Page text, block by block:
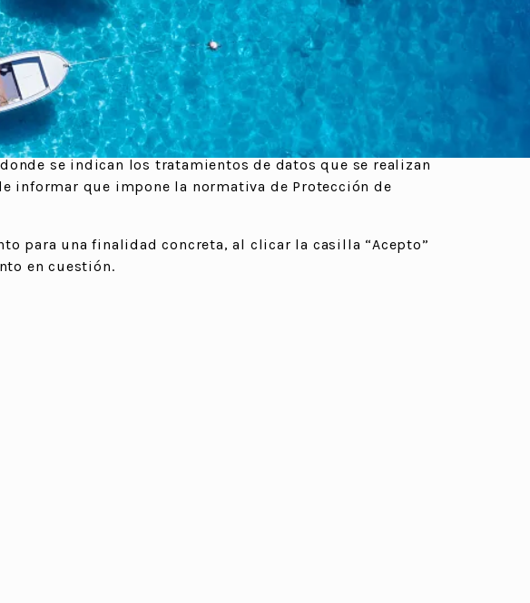
través del sitio web -
VISTABELLA CANYELLES, S.L. por otros medios.
de forma clara y sencilla, para facilitar su comprensión,
CANYELLES, S.L..
"He leído la política de privacidad” o similar, el
se indican los tratamientos de datos que se realizan
informar que impone la normativa de Protección de
para una finalidad concreta, al clicar la casilla “Acepto”
en cuestión.